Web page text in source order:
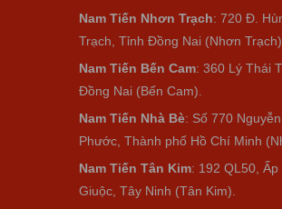
Nam Tiến Nhơn Trạch: 720 Đ.
Trạch, Tỉnh Đồng Nai (Nhơn Trạch).
Nam Tiến Bến Cam: 360 Lý Thái
Đồng Nai (Bến Cam).
Nam Tiến Nhà Bè: Số 770
Phước, Thành phố Hồ Chí Minh
Nam Tiến Tân Kim: 192 QL50,
Giuộc, Tây Ninh (Tân Kim).